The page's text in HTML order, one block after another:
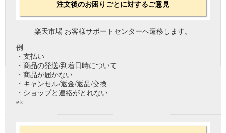
注文後のお困りごとに対するご意見
楽天市場 お客様サポートセンターへ遷移します。
例
・支払い
・商品の発送/到着日時について
・商品が届かない
・キャンセル/返金/返品/交換
・ショップと連絡がとれない
etc.